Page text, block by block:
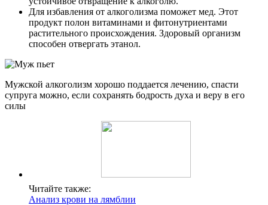
Для избавления от алкоголизма поможет мед. Этот
продукт полон витаминами и фитонутриентами
растительного происхождения. Здоровый организм
способен отвергать этанол.
Мужской алкоголизм хорошо поддается лечению, спасти
супруга можно, если сохранять бодрость духа и веру в его
силы
Читайте также:
Анализ крови на лямблии